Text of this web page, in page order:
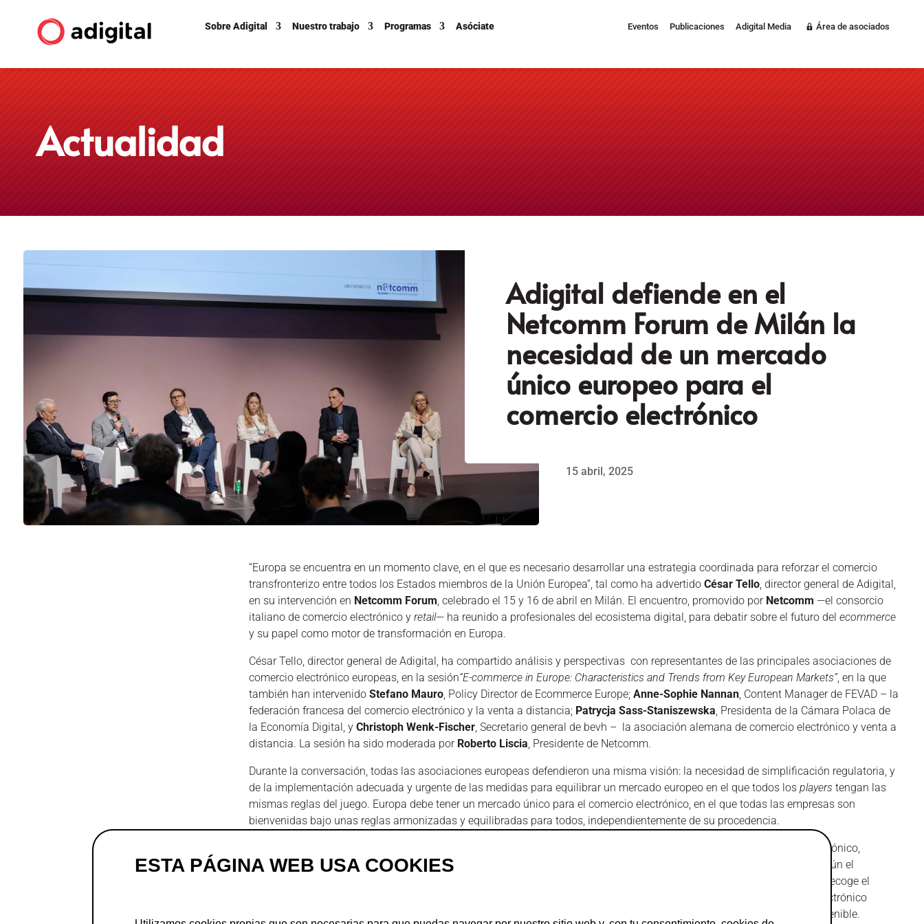
ESTA PÁGINA WEB USA COOKIES
Sobre Adigital Nuestro trabajo Programas Asóciate Eventos Publicaciones Adigital Media Área de asociados
Actualidad
Adigital defiende en el
Netcomm Forum de Milán la
necesidad de un mercado
único europeo para el
comercio electrónico
15 abril, 2025
“Europa se encuentra en un momento clave, en el que es necesario desarrollar una estrategia coordinada para reforzar el comercio
transfronterizo entre todos los Estados miembros de la Unión Europea”, tal como ha advertidoCésar Tello, director general de Adigital,
en su intervención en Netcomm Forum, celebrado el 15 y 16 de abril en Milán. El encuentro, promovido por Netcomm —el consorcio
italiano de comercio electrónico yretail— ha reunido a profesionales del ecosistema digital, para debatir sobre el futuro delecommerce
y su papel como motor de transformación en Europa.
César Tello, director general de Adigital, ha compartido análisis y perspectivas con representantes de las principales asociaciones de
comercio electrónico europeas, en la sesión“E-commerce in Europe: Characteristics and Trends from Key European Markets”, en la que
también han intervenidoStefano Mauro, Policy Director de Ecommerce Europe;Anne-Sophie Nannan, Content Manager de FEVAD – la
federación francesa del comercio electrónico y la venta a distancia; Patrycja Sass-Staniszewska, Presidenta de la Cámara Polaca de
la Economía Digital, yChristoph Wenk-Fischer, Secretario general de bevh – la asociación alemana de comercio electrónico y venta a
distancia. La sesión ha sido moderada por Roberto Liscia, Presidente de Netcomm.
Durante la conversación, todas las asociaciones europeas defendieron una misma visión: la necesidad de simplificación regulatoria, y
de la implementación adecuada y urgente de las medidas para equilibrar un mercado europeo en el que todos losplayerstengan las
mismas reglas del juego. Europa debe tener un mercado único para el comercio electrónico, en el que todas las empresas son
bienvenidas bajo unas reglas armonizadas y equilibradas para todos, independientemente de su procedencia.
En este contexto, España ha destacado por su sólido avance en materia de digitalización y desarrollo del comercio electrónico,
situándose entre los cuatro principales mercados europeos por su crecimiento del e-commerce y contribución al PIB, según el
. Más de 30 millones de consumidores compran ya online en nuestro país, tal como recoge el
. Aún así, es necesario seguir avanzando hacia un modelo de comercio electrónico
responsable, que genere confianza entre los consumidores y contribuya a construir un entorno digital más seguro y sostenible.